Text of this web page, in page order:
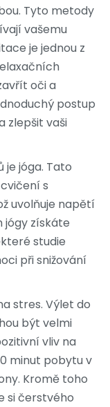
Tyto metody
vašemu
je jednou z
oči a
postup
zlepšit vaši
jóga. Tato
s
uvolňuje napětí
jógy získáte
studie
při snižování
stres. Výlet do
být velmi
vliv na
minut pobytu v
Kromě toho
si čerstvého